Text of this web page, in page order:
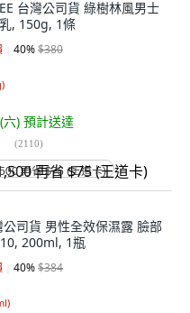
台灣公司貨 綠樹林風男士
, 150g, 1條
40%$380
)
六) 預計送達
(2110)
再省 $75 (王道卡)
公司貨 男性全效保濕露 臉部
200ml, 1瓶
40%$384
)